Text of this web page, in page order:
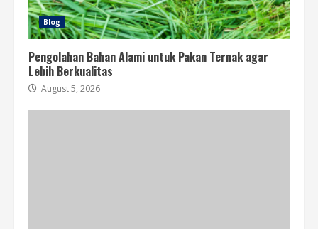
Blog
Pengolahan Bahan Alami untuk Pakan Ternak agar
Lebih Berkualitas
August 5, 2026